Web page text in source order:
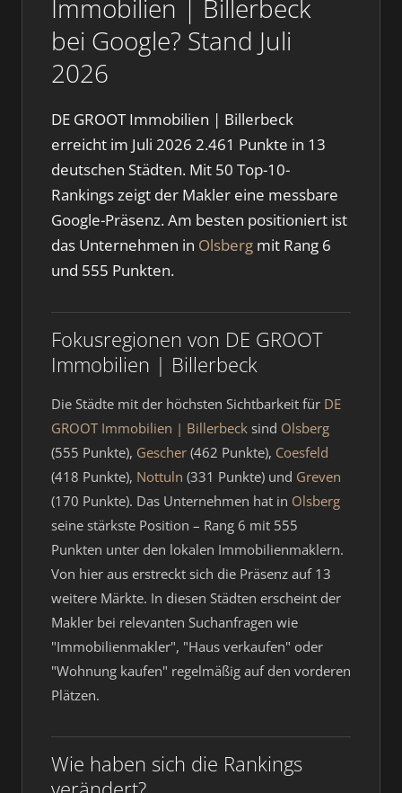
Immobilien | Billerbeck
bei Google? Stand Juli
2026
DE GROOT Immobilien | Billerbeck
erreicht im Juli 2026 2.461 Punkte in 13
deutschen Städten. Mit 50 Top-10-
Rankings zeigt der Makler eine messbare
Google-Präsenz. Am besten positioniert ist
das Unternehmen in Olsberg mit Rang 6
und 555 Punkten.
Fokusregionen von DE GROOT
Immobilien | Billerbeck
Die Städte mit der höchsten Sichtbarkeit für DE
GROOT Immobilien | Billerbeck sind Olsberg
(555 Punkte), Gescher (462 Punkte), Coesfeld
(418 Punkte), Nottuln (331 Punkte) und Greven
(170 Punkte). Das Unternehmen hat in Olsberg
seine stärkste Position – Rang 6 mit 555
Punkten unter den lokalen Immobilienmaklern.
Von hier aus erstreckt sich die Präsenz auf 13
weitere Märkte. In diesen Städten erscheint der
Makler bei relevanten Suchanfragen wie
"Immobilienmakler", "Haus verkaufen" oder
"Wohnung kaufen" regelmäßig auf den vorderen
Plätzen.
Wie haben sich die Rankings